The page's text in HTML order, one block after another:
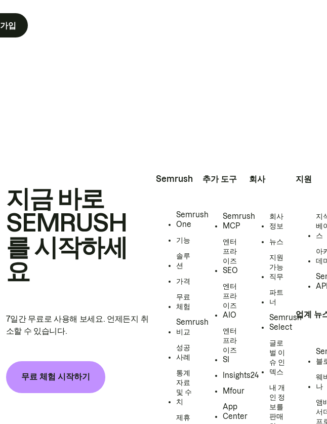
가입
지금 바로
SEMRUSH
를 시작하세
요
7일간 무료로 사용해 보세요. 언제든지 취
소할 수 있습니다.
무료 체험 시작하기
Semrush
Semrush
One
기능
솔루
션
가격
무료
체험
Semrush
비교
성공
사례
통계
자료
및 수
치
제휴
추가 도구
Semrush
MCP
엔터
프라
이즈
SEO
엔터
프라
이즈
AIO
엔터
프라
이즈
SI
Insights24
Mfour
App
Center
회사
회사
정보
뉴스
지원
가능
직무
파트
너
Semrush
Select
글로
벌 이
슈 인
덱스
내 개
인 정
보를
판매
지원
지
베
스
아
데
업계 뉴
블
웨
나
앰
서
프